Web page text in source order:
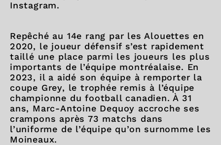
Instagram.
Repêché au 14e rang par les Alouettes en
2020, le joueur défensif s’est rapidement
taillé une place parmi les joueurs les plus
importants de l’équipe montréalaise. En
2023, il a aidé son équipe à remporter la
coupe Grey, le trophée remis à l’équipe
championne du football canadien. À 31
ans, Marc-Antoine Dequoy accroche ses
crampons après 73 matchs dans
l’uniforme de l’équipe qu’on surnomme les
Moineaux.